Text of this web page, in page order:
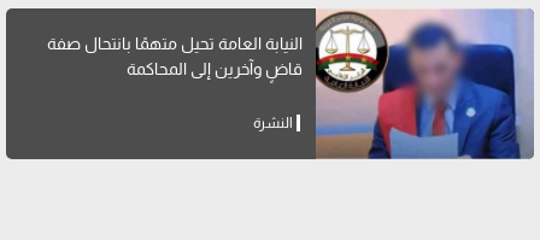
النيابة العامة تحيل متهمًا بانتحال صفة
قاضٍ وآخرين إلى المحاكمة
النشرة